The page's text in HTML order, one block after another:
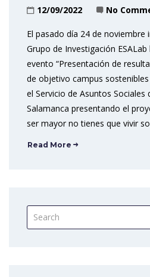
12/09/2022 No
El pasado día 24 de noviembre
Grupo de Investigación
evento “Presentación de
de objetivo campus
el Servicio de Asuntos Sociales
Salamanca presentando el
ser mayor no tienes que vivir
Read More